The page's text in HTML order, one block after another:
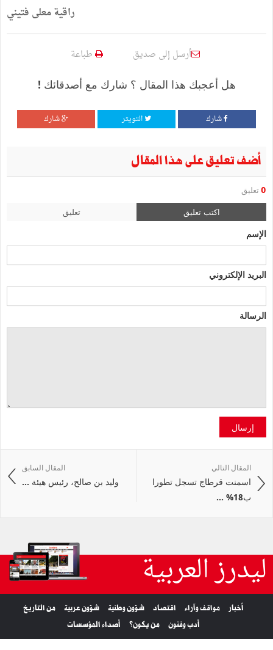
راقية معلى فتيني
أرسل إلى صديق طباعة
هل أعجبك هذا المقال ؟ شارك مع أصدقائك !
شارك التويتر شارك
أضف تعليق على هذا المقال
0 تعليق
اكتب تعليق تعليق
الإسم
البريد الإلكتروني
الرسالة
إرسال
المقال السابق
وليد بن صالح، رئيس هيئة ...
المقال التالي
اسمنت قرطاج تسجل تطورا
ب18% ...
ليدرز العربية
أخبار مواقف وآراء اقتصاد شؤون وطنية شؤون عربية
من التاريخ
أدب وفنون
من يكون؟ أصداء المؤسسات